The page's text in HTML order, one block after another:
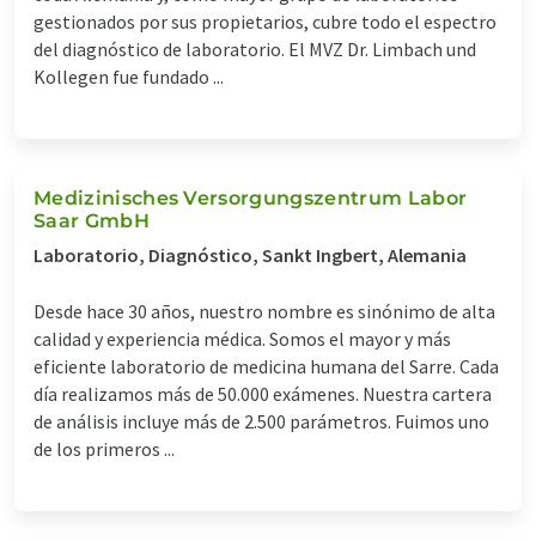
gestionados por sus propietarios, cubre todo el espectro
del diagnóstico de laboratorio. El MVZ Dr. Limbach und
Kollegen fue fundado ...
Medizinisches Versorgungszentrum Labor
Saar GmbH
Laboratorio, Diagnóstico, Sankt Ingbert, Alemania
Desde hace 30 años, nuestro nombre es sinónimo de alta
calidad y experiencia médica. Somos el mayor y más
eficiente laboratorio de medicina humana del Sarre. Cada
día realizamos más de 50.000 exámenes. Nuestra cartera
de análisis incluye más de 2.500 parámetros. Fuimos uno
de los primeros ...